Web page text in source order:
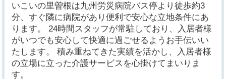
いこいの里曽根は九州労災病院バス停より徒歩約3
分、すぐ隣に病院があり便利で安心な立地条件にあ
ります。 24時間スタッフが常駐しており、入居者様
がいつでも安心して快適に過ごせるようお手伝いい
たします。 積み重ねてきた実績を活かし、入居者様
の立場に立った介護サービスを心掛けてまいりま
す。